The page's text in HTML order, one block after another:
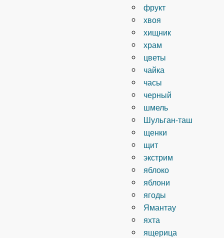
фрукт
хвоя
хищник
храм
цветы
чайка
часы
черный
шмель
Шульган-таш
щенки
щит
экстрим
яблоко
яблони
ягоды
Ямантау
яхта
ящерица